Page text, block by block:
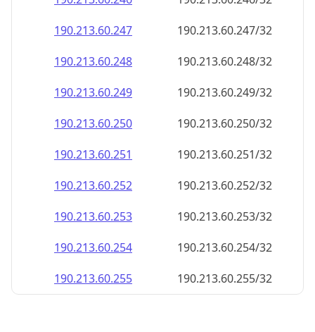
190.213.60.247
190.213.60.247/32
190.213.60.248
190.213.60.248/32
190.213.60.249
190.213.60.249/32
190.213.60.250
190.213.60.250/32
190.213.60.251
190.213.60.251/32
190.213.60.252
190.213.60.252/32
190.213.60.253
190.213.60.253/32
190.213.60.254
190.213.60.254/32
190.213.60.255
190.213.60.255/32